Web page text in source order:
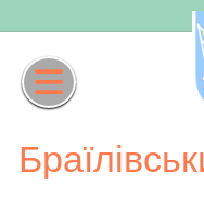
to
content